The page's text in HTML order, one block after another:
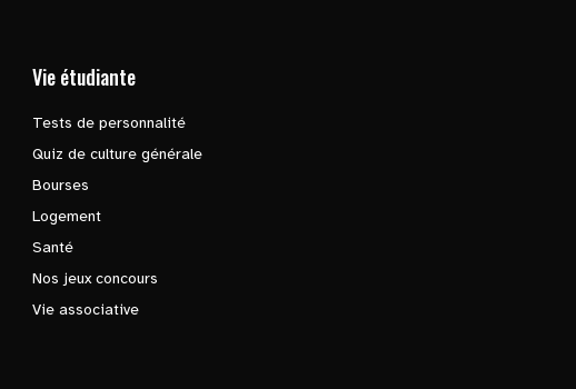
Vie étudiante
Tests de personnalité
Quiz de culture générale
Bourses
Logement
Santé
Nos jeux concours
Vie associative